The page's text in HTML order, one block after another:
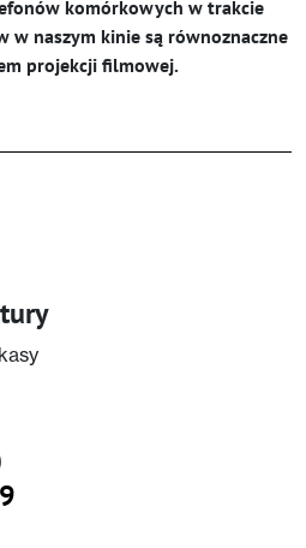
komórkowych w trakcie
w naszym kinie są równoznaczne
projekcji filmowej.